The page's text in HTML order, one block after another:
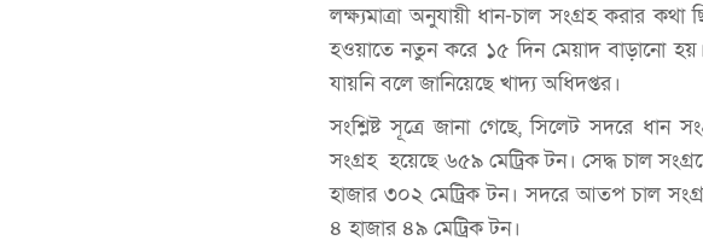
লক্ষ্যমাত্রা অনুযায়ী ধান-চাল সংগ্রহ করার কথা
হওয়াতে নতুন করে ১৫ দিন মেয়াদ বাড়ানো
যায়নি বলে জানিয়েছে খাদ্য অধিদপ্তর।
সংশ্লিষ্ট সূত্রে জানা গেছে, সিলেট সদরে ধান
সংগ্রহ হয়েছে ৬৫৯ মেট্রিক টন। সেদ্ধ চাল
হাজার ৩০২ মেট্রিক টন। সদরে আতপ চাল
৪ হাজার ৪৯ মেট্রিক টন।